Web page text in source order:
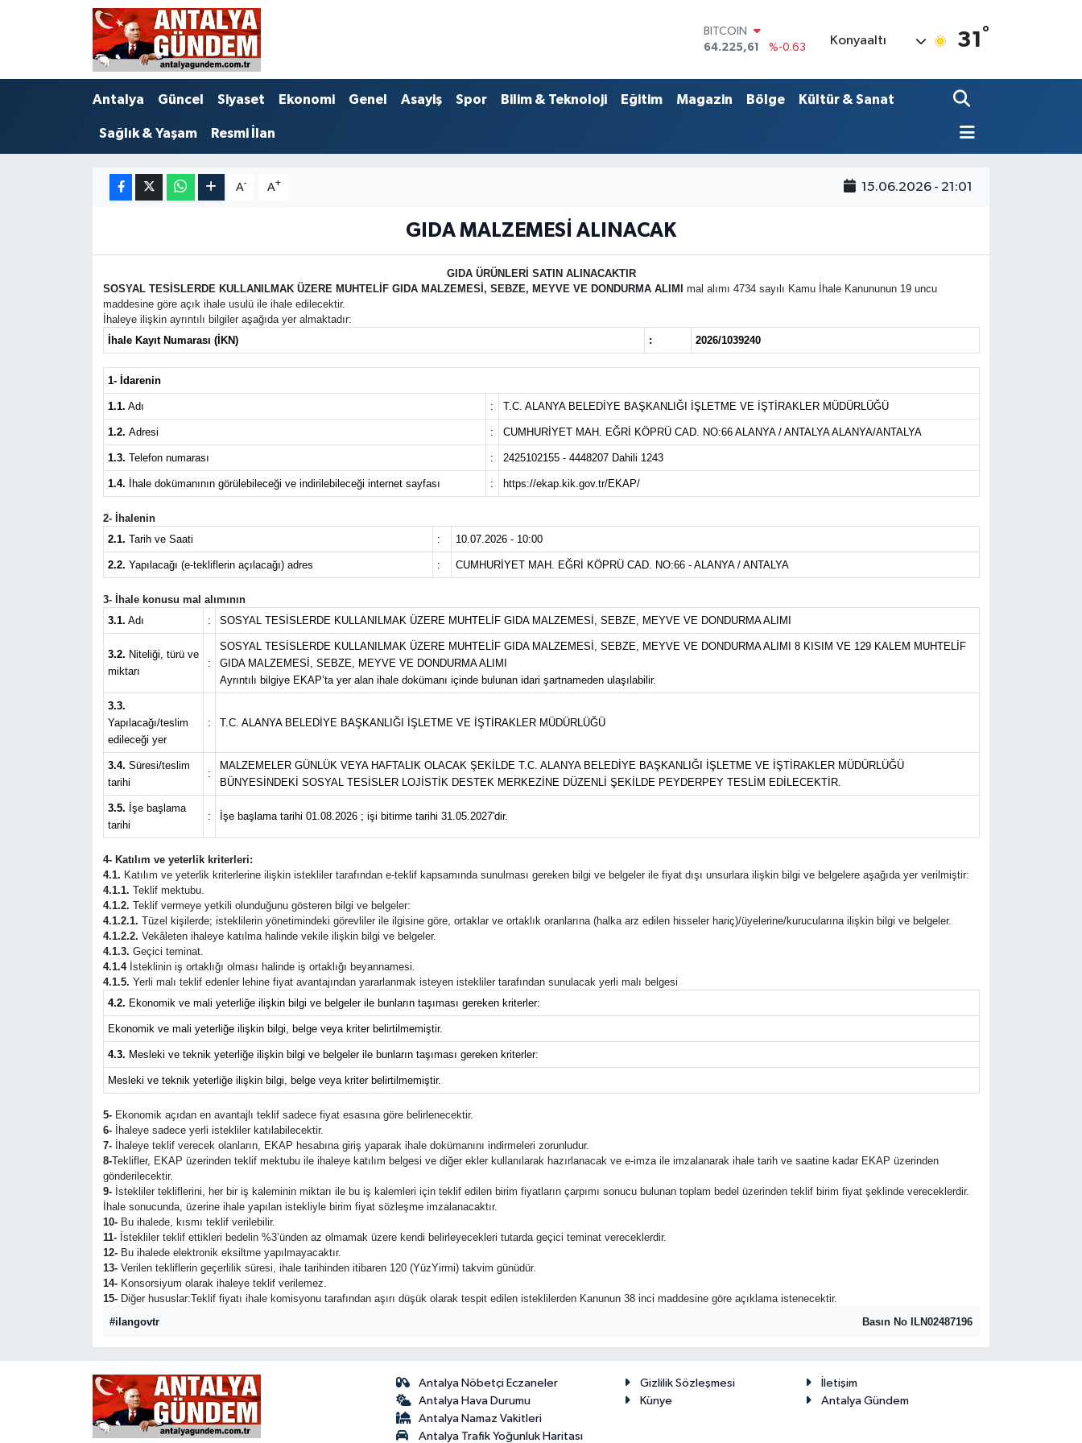
BITCOIN
64.225,61
%-0.63
47,7143
%0.16
EURO
Konyaaltı 31 °
Antalya Güncel Siyaset Ekonomi Genel Asayiş Spor Bilim & Teknoloji Eğitim Magazin Bölge Kültür & Sanat
Sağlık & Yaşam Resmi İlan
A- A+ 15.06.2026 - 21:01
GIDA MALZEMESİ ALINACAK
GIDA ÜRÜNLERİ SATIN ALINACAKTIR
SOSYAL TESİSLERDE KULLANILMAK ÜZERE MUHTELİF GIDA MALZEMESİ, SEBZE, MEYVE VE DONDURMA ALIMI mal alımı 4734 sayılı Kamu İhale Kanununun 19 uncu
maddesine göre açık ihale usulü ile ihale edilecektir.
İhaleye ilişkin ayrıntılı bilgiler aşağıda yer almaktadır:
İhale Kayıt Numarası (İKN)
: 2026/1039240
1- İdarenin
1.1. Adı : T.C. ALANYA BELEDİYE BAŞKANLIĞI İŞLETME VE İŞTİRAKLER MÜDÜRLÜĞÜ
1.2. Adresi : CUMHURİYET MAH. EĞRİ KÖPRÜ CAD. NO:66 ALANYA / ANTALYA ALANYA/ANTALYA
1.3. Telefon numarası : 2425102155 - 4448207 Dahili 1243
1.4. İhale dokümanının görülebileceği ve indirilebileceği internet sayfası : https://ekap.kik.gov.tr/EKAP/
2- İhalenin
2.1. Tarih ve Saati : 10.07.2026 - 10:00
2.2. Yapılacağı (e-tekliflerin açılacağı) adres : CUMHURİYET MAH. EĞRİ KÖPRÜ CAD. NO:66 - ALANYA / ANTALYA
3- İhale konusu mal alımının
3.1. Adı : SOSYAL TESİSLERDE KULLANILMAK ÜZERE MUHTELİF GIDA MALZEMESİ, SEBZE, MEYVE VE DONDURMA ALIMI
3.2. Niteliği, türü ve
miktarı
:
SOSYAL TESİSLERDE KULLANILMAK ÜZERE MUHTELİF GIDA MALZEMESİ, SEBZE, MEYVE VE DONDURMA ALIMI 8 KISIM VE 129 KALEM MUHTELİF
GIDA MALZEMESİ, SEBZE, MEYVE VE DONDURMA ALIMI
Ayrıntılı bilgiye EKAP’ta yer alan ihale dokümanı içinde bulunan idari şartnameden ulaşılabilir.
3.3.
Yapılacağı/teslim
edileceği yer
: T.C. ALANYA BELEDİYE BAŞKANLIĞI İŞLETME VE İŞTİRAKLER MÜDÜRLÜĞÜ
3.4. Süresi/teslim
tarihi
:
MALZEMELER GÜNLÜK VEYA HAFTALIK OLACAK ŞEKİLDE T.C. ALANYA BELEDİYE BAŞKANLIĞI İŞLETME VE İŞTİRAKLER MÜDÜRLÜĞÜ
BÜNYESİNDEKİ SOSYAL TESİSLER LOJİSTİK DESTEK MERKEZİNE DÜZENLİ ŞEKİLDE PEYDERPEY TESLİM EDİLECEKTİR.
3.5. İşe başlama
tarihi
: İşe başlama tarihi 01.08.2026 ; işi bitirme tarihi 31.05.2027'dir.
4- Katılım ve yeterlik kriterleri:
4.1. Katılım ve yeterlik kriterlerine ilişkin istekliler tarafından e-teklif kapsamında sunulması gereken bilgi ve belgeler ile fiyat dışı unsurlara ilişkin bilgi ve belgelere aşağıda yer verilmiştir:
4.1.1. Teklif mektubu.
4.1.2. Teklif vermeye yetkili olunduğunu gösteren bilgi ve belgeler:
4.1.2.1. Tüzel kişilerde; isteklilerin yönetimindeki görevliler ile ilgisine göre, ortaklar ve ortaklık oranlarına (halka arz edilen hisseler hariç)/üyelerine/kurucularına ilişkin bilgi ve belgeler.
4.1.2.2. Vekâleten ihaleye katılma halinde vekile ilişkin bilgi ve belgeler.
4.1.3. Geçici teminat.
4.1.4İsteklinin iş ortaklığı olması halinde iş ortaklığı beyannamesi.
4.1.5. Yerli malı teklif edenler lehine fiyat avantajından yararlanmak isteyen istekliler tarafından sunulacak yerli malı belgesi
4.2. Ekonomik ve mali yeterliğe ilişkin bilgi ve belgeler ile bunların taşıması gereken kriterler:
Ekonomik ve mali yeterliğe ilişkin bilgi, belge veya kriter belirtilmemiştir.
4.3. Mesleki ve teknik yeterliğe ilişkin bilgi ve belgeler ile bunların taşıması gereken kriterler:
Mesleki ve teknik yeterliğe ilişkin bilgi, belge veya kriter belirtilmemiştir.
5-Ekonomik açıdan en avantajlı teklif sadece fiyat esasına göre belirlenecektir.
6-İhaleye sadece yerli istekliler katılabilecektir.
7-
İhaleye teklif verecek olanların, EKAP hesabına giriş yaparak ihale dokümanını indirmeleri zorunludur.
8-Teklifler, EKAP üzerinden teklif mektubu ile ihaleye katılım belgesi ve diğer ekler kullanılarak hazırlanacak ve e-imza ile imzalanarak ihale tarih ve saatine kadar EKAP üzerinden
gönderilecektir.
9-İstekliler tekliflerini, her bir iş kaleminin miktarı ile bu iş kalemleri için teklif edilen birim fiyatların çarpımı sonucu bulunan toplam bedel üzerinden teklif birim fiyat şeklinde vereceklerdir.
İhale sonucunda, üzerine ihale yapılan istekliyle birim fiyat sözleşme imzalanacaktır.
10-Bu ihalede, kısmı teklif verilebilir.
11-İstekliler teklif ettikleri bedelin %3’ünden az olmamak üzere kendi belirleyecekleri tutarda geçici teminat vereceklerdir.
12-Bu ihalede elektronik eksiltme yapılmayacaktır.
13-Verilen tekliflerin geçerlilik süresi, ihale tarihinden itibaren 120 (YüzYirmi) takvim günüdür.
14-Konsorsiyum olarak ihaleye teklif verilemez.
15- Diğer hususlar:Teklif fiyatı ihale komisyonu tarafından aşırı düşük olarak tespit edilen isteklilerden Kanunun 38 inci maddesine göre açıklama istenecektir.
#ilangovtr
Basın No ILN02487196
Antalya Nöbetçi Eczaneler
Antalya Hava Durumu
Antalya Namaz Vakitleri
Antalya Trafik Yoğunluk Haritası
Gizlilik Sözleşmesi
İletişim
Künye
Antalya Gündem
Antalya
Bilim & Teknoloji
Görüntülü Haber
Kültür & Sanat
Resmi İlan
Sağlık & Yaşam
Antalya Nöbetçi Eczaneler
Antalya Hava Durumu
Antalya Namaz Vakitleri
Antalya Trafik Yoğunluk Haritası
Son Dakika Haberleri
Haber Arşivi